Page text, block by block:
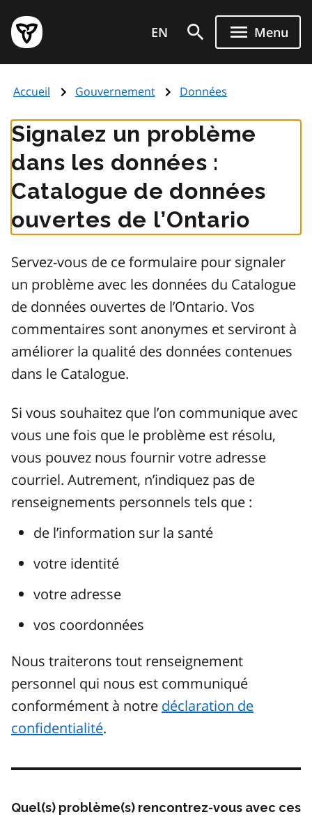
au
contenu
principal
Page
d'accueil
de
EN Menu
Accueil Gouvernement Données
Signalez un problème
dans les données :
Catalogue de données
ouvertes de l’Ontario
Servez-vous de ce formulaire pour signaler
un problème avec les données du Catalogue
de données ouvertes de l’Ontario. Vos
commentaires sont anonymes et serviront à
améliorer la qualité des données contenues
dans le Catalogue.
Si vous souhaitez que l’on communique avec
vous une fois que le problème est résolu,
vous pouvez nous fournir votre adresse
courriel. Autrement, n’indiquez pas de
renseignements personnels tels que :
de l’information sur la santé
votre identité
votre adresse
vos coordonnées
Nous traiterons tout renseignement
personnel qui nous est communiqué
conformément à notre déclaration de
confidentialité.
Quel(s) problème(s) rencontrez-vous avec ces